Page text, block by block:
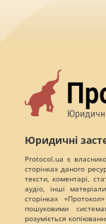
Юридичні
Protocol.ua є
сторінках даного
тексти, коментарі,
аудіо, інші
сторінках
пошуковими
розуміється